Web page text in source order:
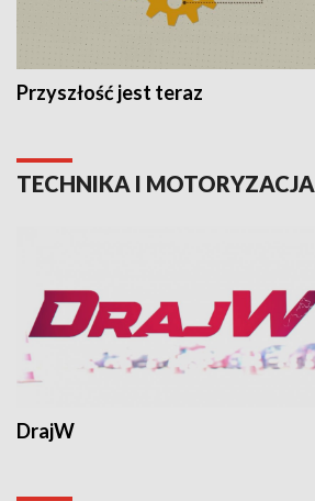
Przyszłość jest teraz
TECHNIKA I MOTORYZACJA
DrajW